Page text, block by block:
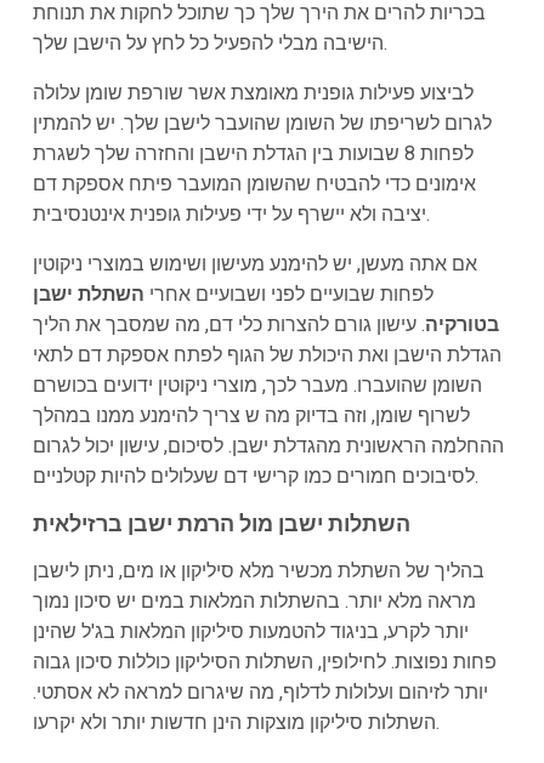
בכריות להרים את הירך שלך כך שתוכל לחקות את תנוחת
הישיבה מבלי להפעיל כל לחץ על הישבן שלך.
לביצוע פעילות גופנית מאומצת אשר שורפת שומן עלולה
לגרום לשריפתו של השומן שהועבר לישבן שלך. יש להמתין
לפחות 8 שבועות בין הגדלת הישבן והחזרה שלך לשגרת
אימונים כדי להבטיח שהשומן המועבר פיתח אספקת דם
יציבה ולא יישרף על ידי פעילות גופנית אינטנסיבית.
אם אתה מעשן, יש להימנע מעישון ושימוש במוצרי ניקוטין
לפחות שבועיים לפני ושבועיים אחרי השתלת ישבן
בטורקיה. עישון גורם להצרות כלי דם, מה שמסבך את הליך
הגדלת הישבן ואת היכולת של הגוף לפתח אספקת דם לתאי
השומן שהועברו. מעבר לכך, מוצרי ניקוטין ידועים בכושרם
לשרוף שומן, וזה בדיוק מה ש צריך להימנע ממנו במהלך
ההחלמה הראשונית מהגדלת ישבן. לסיכום, עישון יכול לגרום
לסיבוכים חמורים כמו קרישי דם שעלולים להיות קטלניים.
השתלות ישבן מול הרמת ישבן ברזילאית
בהליך של השתלת מכשיר מלא סיליקון או מים, ניתן לישבן
מראה מלא יותר. בהשתלות המלאות במים יש סיכון נמוך
יותר לקרע, בניגוד להטמעות סיליקון המלאות בג'ל שהינן
פחות נפוצות. לחילופין, השתלות הסיליקון כוללות סיכון גבוה
יותר לזיהום ועלולות לדלוף, מה שיגרום למראה לא אסתטי.
השתלות סיליקון מוצקות הינן חדשות יותר ולא יקרעו.